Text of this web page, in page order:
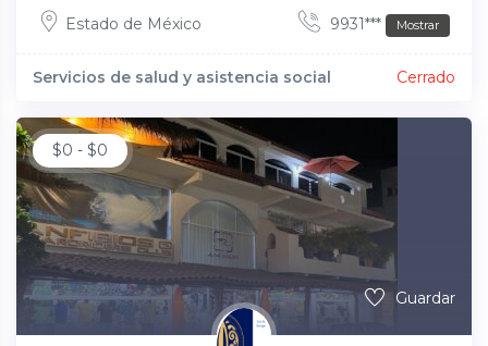
Estado de México 9931*** Mostrar
Servicios de salud y asistencia social Cerrado
$0 - $0
Guardar